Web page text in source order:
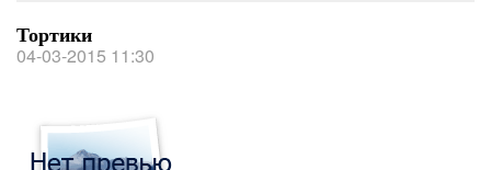
Тортики
04-03-2015 11:30